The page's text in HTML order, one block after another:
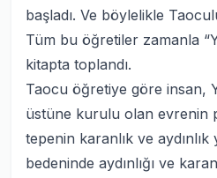
başladı. Ve böylelikle
Tüm bu öğretiler zamanla
kitapta toplandı.
Taocu öğretiye göre insan,
üstüne kurulu olan evrenin
tepenin karanlık ve aydınlık
bedeninde aydınlığı ve